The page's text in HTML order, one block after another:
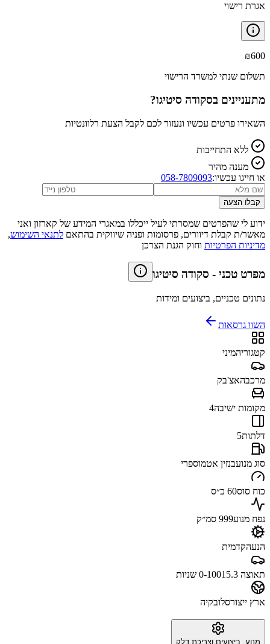
אגרת רישוי
₪600
תשלום שנתי למשרד הרישוי
מתעניינים בסקודה סיטיגו?
השאירו פרטים עכשיו ונעזור לכם לקבל הצעת רלוונטיות
ללא התחייבות
מענה מהיר
או חייגו עכשיו:058-7809093
קבלו הצעה
ידוע לי שהפרטים שמסרתי לעיל ייכללו במאגרי המידע של קארזון ואני
מאשר/ת קבלת דיוורים, פרסומות ופניה שיווקית בהתאם לתנאי השימוש,
מדיניות הפרטיות וחוק הגנת הצרכן
מפרט טכני - סקודה סיטיגו
נתונים טכניים, ביצועים ומידות
השוו גרסאות
קטגוריהמיני
מרכבהאצ'בק
מקומות ישיבה4
דלתות5
סוג מנועבנזין אטמוספרי
כוח סוס60 כ״ס
נפח מנוע999 סמ״ק
הנעהקדמית
תאוצה 0-100 15.3 שניות
ארץ ייצורסלובקיה
מנוע, ביצועים וצריכת דלק